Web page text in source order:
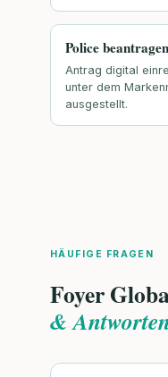
Police beantragen
Antrag digital
unter dem
ausgestellt.
HÄUFIGE FRAGEN
Foyer
&